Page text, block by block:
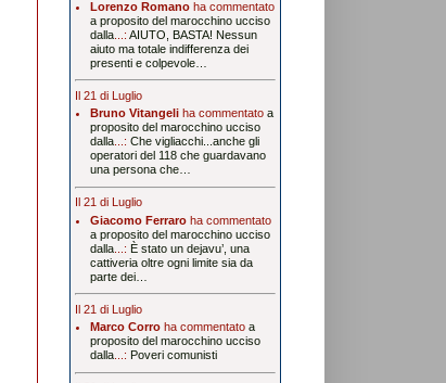
Lorenzo Romanoha commentato
a proposito del marocchino ucciso
dalla...: AIUTO, BASTA! Nessun
aiuto ma totale indifferenza dei
presenti e colpevole…
Il 21 di Luglio
Bruno Vitangeliha commentato a
proposito del marocchino ucciso
dalla...: Che vigliacchi...anche gli
operatori del 118 che guardavano
una persona che…
Il 21 di Luglio
Giacomo Ferraroha commentato
a proposito del marocchino ucciso
dalla...: È stato un dejavu’, una
cattiveria oltre ogni limite sia da
parte dei…
Il 21 di Luglio
Marco Corroha commentato a
proposito del marocchino ucciso
dalla...: Poveri comunisti